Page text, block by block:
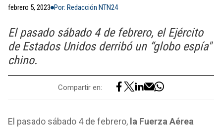
febrero 5, 2023 Por: Redacción NTN24
El pasado sábado 4 de febrero, el Ejército
de Estados Unidos derribó un “globo espía"
chino.
Compartir en:
El pasado sábado 4 de febrero, la Fuerza Aérea